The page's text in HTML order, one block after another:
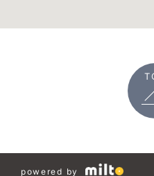
powered by